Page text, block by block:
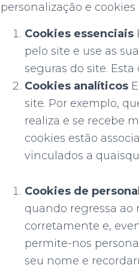
personalização e
Cookies essenciais
pelo site e use as
seguras do site.
Cookies analíticos
site. Por exemplo,
realiza e se recebe
cookies estão
vinculados a
Cookies de
quando regressa ao
corretamente e,
permite-nos
seu nome e